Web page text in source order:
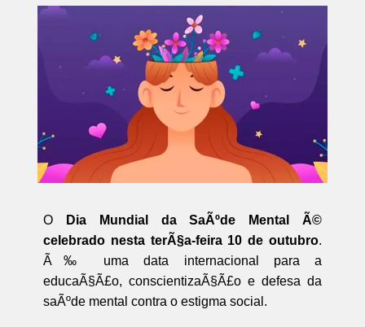
O
Dia Mundial da SaÃºde Mental Ã©
celebrado nesta terÃ§a-feira 10 de outubro.
Ã‰ uma data internacional para a
educaÃ§Ã£o, conscientizaÃ§Ã£o e defesa da
saÃºde mental contra o estigma social.